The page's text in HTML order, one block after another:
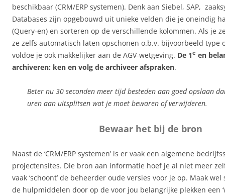
beschikbaar (CRM/ERP systemen). Denk aan Siebel, SAP,
Databases zijn opgebouwd uit unieke velden die je oneindig
(Query-en) en sorteren op de verschillende kolommen. Als je
ze zelfs automatisch laten opschonen o.b.v. bijvoorbeeld type
voldoe je ook makkelijker aan de AGV-wetgeving. De 1e en
archiveren: ken en volg de archiveer afspraken.
Beter nu 30 seconden meer tijd besteden aan goed opslaan
uren aan uitsplitsen wat je moet bewaren of verwijderen.
Bewaar het bij de bron
Naast de ‘CRM/ERP systemen’ is er vaak een algemene
projectensites. Die bron aan informatie hoef je al niet meer
vaak ‘schoont’ de beheerder oude versies voor je op. Maak
de hulpmiddelen door op de voor jou belangrijke plekken een